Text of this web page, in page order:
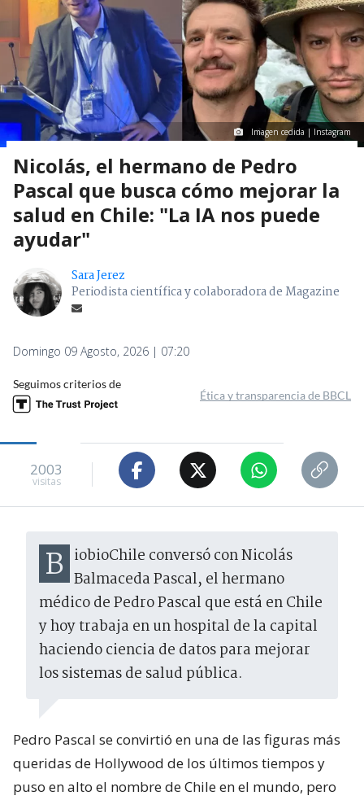
Imagen cedida | Instagram
Nicolás, el hermano de Pedro
Pascal que busca cómo mejorar la
salud en Chile: "La IA nos puede
ayudar"
Sara Jerez
Periodista científica y colaboradora de Magazine
Domingo 09 Agosto, 2026 | 07:20
Seguimos criterios de
Ética y transparencia de BBCL
2003
visitas
BiobioChile conversó con Nicolás Balmaceda Pascal, el hermano
médico de Pedro Pascal que está en Chile
y hoy trabaja en un hospital de la capital
haciendo ciencia de datos para mejorar
los sistemas de salud pública.
Pedro Pascal se convirtió en una de las figuras más
queridas de Hollywood de los últimos tiempos y
puso en alto el nombre de Chile en el mundo, pero